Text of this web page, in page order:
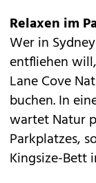
Relaxen im
Wer in
entfliehen
Lane Cove
buchen. In
wartet Natur
Parkplatzes,
Kingsize-Bett